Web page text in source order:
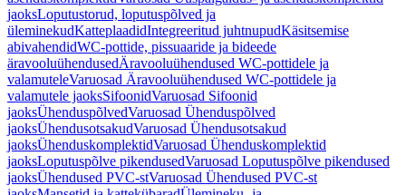
jaoksLoputustorud, loputuspõlved ja
üleminekudKatteplaadidIntegreeritud juhtnupudKäsitsemise
abivahendidWC-pottide, pissuaaride ja bideede
äravooluühendusedÄravooluühendused WC-pottidele ja
valamuteleVaruosad Äravooluühendused WC-pottidele ja
valamutele jaoksSifoonidVaruosad Sifoonid
jaoksÜhenduspõlvedVaruosad Ühenduspõlved
jaoksÜhendusotsakudVaruosad Ühendusotsakud
jaoksÜhenduskomplektidVaruosad Ühenduskomplektid
jaoksLoputuspõlve pikendusedVaruosad Loputuspõlve pikendused
jaoksÜhendused PVC-stVaruosad Ühendused PVC-st